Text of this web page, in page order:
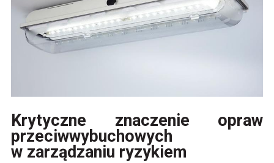
Krytyczne znaczenie opraw
przeciwwybuchowych
w zarządzaniu ryzykiem